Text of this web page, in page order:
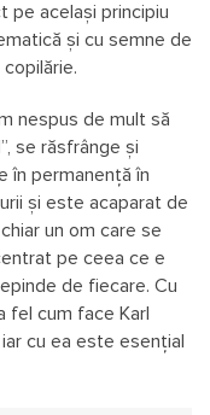
pe același principiu
și cu semne de
nespus de mult să
se răsfrânge și
în permanență în
și este acaparat de
un om care se
pe ceea ce e
de fiecare. Cu
fel cum face Karl
cu ea este esențial